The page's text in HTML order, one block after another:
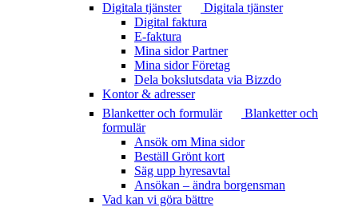
Digitala tjänster
Digitala tjänster
Digital faktura
E-faktura
Mina sidor Partner
Mina sidor Företag
Dela bokslutsdata via Bizzdo
Kontor & adresser
Blanketter och formulär
Blanketter och
formulär
Ansök om Mina sidor
Beställ Grönt kort
Säg upp hyresavtal
Ansökan – ändra borgensman
Vad kan vi göra bättre